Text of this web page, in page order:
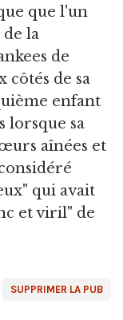
que l'un
de la
de
côtés de sa
enfant
lorsque sa
aînées et
qui avait
et viril" de
SUPPRIMER LA PUB